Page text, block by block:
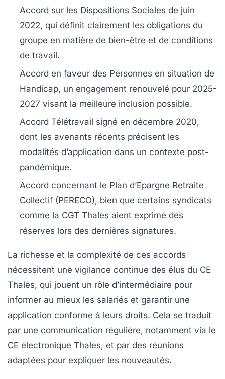
Accord sur les Dispositions Sociales de juin
2022, qui définit clairement les obligations du
groupe en matière de bien-être et de conditions
de travail.
Accord en faveur des Personnes en situation de
Handicap, un engagement renouvelé pour 2025-
2027 visant la meilleure inclusion possible.
Accord Télétravail signé en décembre 2020,
dont les avenants récents précisent les
modalités d’application dans un contexte post-
pandémique.
Accord concernant le Plan d’Epargne Retraite
Collectif (PERECO), bien que certains syndicats
comme la CGT Thales aient exprimé des
réserves lors des dernières signatures.
La richesse et la complexité de ces accords
nécessitent une vigilance continue des élus du CE
Thales, qui jouent un rôle d’intermédiaire pour
informer au mieux les salariés et garantir une
application conforme à leurs droits. Cela se traduit
par une communication régulière, notamment via le
CE électronique Thales, et par des réunions
adaptées pour expliquer les nouveautés.